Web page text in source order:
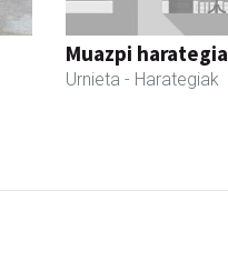
Muazpi harategia
Urnieta - Harategiak